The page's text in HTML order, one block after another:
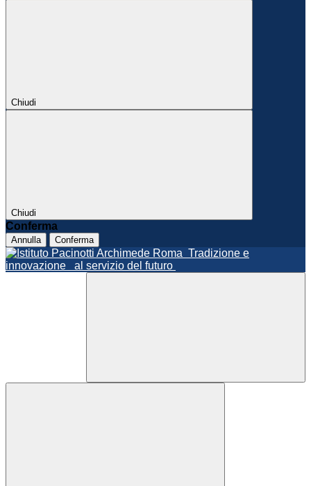
Chiudi
Chiudi
Conferma
Annulla Conferma
Roma Tradizione e
innovazione
al servizio del futuro